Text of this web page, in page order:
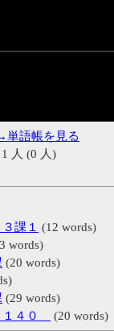
単語帳を見る
人 (0 人)
課１ (12 words)
words)
(20 words)
(29 words)
１４０
(20 words)